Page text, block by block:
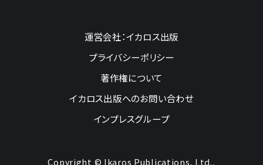
運営会社：イカロス出版
プライバシーポリシー
著作権について
イカロス出版へのお問い合わせ
インプレスグループ
Copyright © Ikaros Publications, Ltd.,